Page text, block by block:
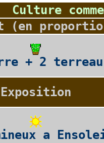
Culture
(en
+ 2 terreau
Exposition
a